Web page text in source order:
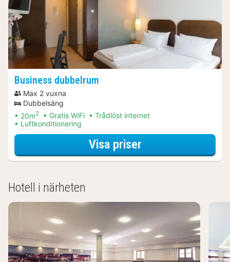
Business dubbelrum
Max 2 vuxna
Dubbelsäng
20m2 Gratis WiFi
Trådlöst internet
Luftkonditionering
Visa priserför Business
Hotell i närheten